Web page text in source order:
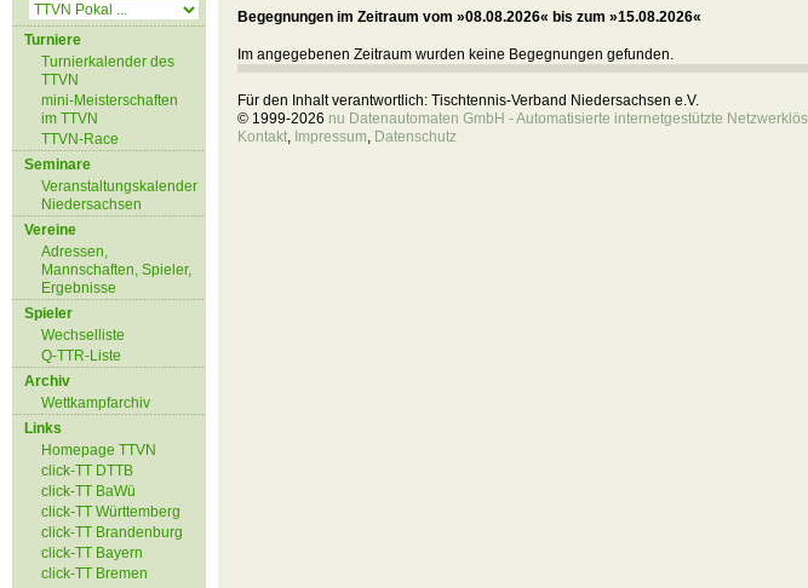
Turniere
Turnierkalender des
TTVN
mini-Meisterschaften
im TTVN
TTVN-Race
Seminare
Veranstaltungskalender
Niedersachsen
Vereine
Adressen,
Mannschaften, Spieler,
Ergebnisse
Spieler
Wechselliste
Q-TTR-Liste
Archiv
Wettkampfarchiv
Links
Homepage TTVN
click-TT DTTB
click-TT BaWü
click-TT Württemberg
click-TT Brandenburg
click-TT Bayern
click-TT Bremen
Begegnungen im Zeitraum vom »08.08.2026« bis zum »15.08.2026«
Im angegebenen Zeitraum wurden keine Begegnungen gefunden.
Für den Inhalt verantwortlich: Tischtennis-Verband Niedersachsen e.V.
© 1999-2026 nu Datenautomaten GmbH - Automatisierte internetgestützte
Kontakt, Impressum, Datenschutz